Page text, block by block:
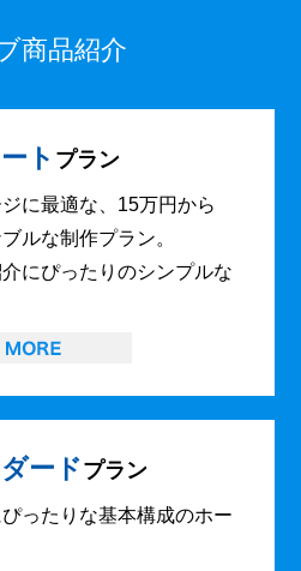
商品紹介
ト プラン
に最適な、15万円から
ルな制作プラン。
にぴったりのシンプルな
ードプラン
ったりな基本構成のホー